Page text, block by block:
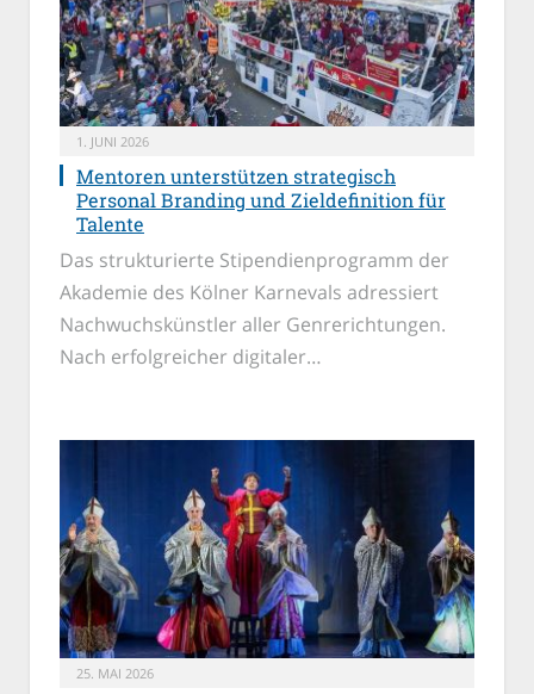
1. JUNI 2026
Mentoren unterstützen strategisch
Personal Branding und Zieldefinition für
Talente
Das strukturierte Stipendienprogramm der
Akademie des Kölner Karnevals adressiert
Nachwuchskünstler aller Genrerichtungen.
Nach erfolgreicher digitaler…
25. MAI 2026